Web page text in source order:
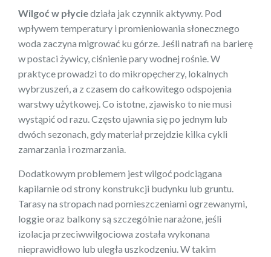
Wilgoć w płyciedziała jak czynnik aktywny. Pod
wpływem temperatury i promieniowania słonecznego
woda zaczyna migrować ku górze. Jeśli natrafi na barierę
w postaci żywicy, ciśnienie pary wodnej rośnie. W
praktyce prowadzi to do mikropęcherzy, lokalnych
wybrzuszeń, a z czasem do całkowitego odspojenia
warstwy użytkowej. Co istotne, zjawisko to nie musi
wystąpić od razu. Często ujawnia się po jednym lub
dwóch sezonach, gdy materiał przejdzie kilka cykli
zamarzania i rozmarzania.
Dodatkowym problemem jest wilgoć podciągana
kapilarnie od strony konstrukcji budynku lub gruntu.
Tarasy na stropach nad pomieszczeniami ogrzewanymi,
loggie oraz balkony są szczególnie narażone, jeśli
izolacja przeciwwilgociowa została wykonana
nieprawidłowo lub uległa uszkodzeniu. W takim